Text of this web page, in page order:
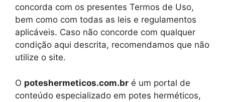
concorda com os presentes Termos de Uso,
bem como com todas as leis e regulamentos
aplicáveis. Caso não concorde com qualquer
condição aqui descrita, recomendamos que não
utilize o site.
O poteshermeticos.com.br é um portal de
conteúdo especializado em potes herméticos,